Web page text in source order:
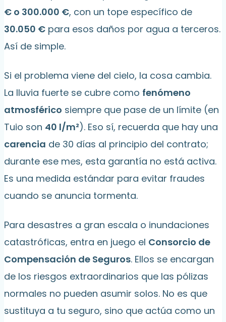
€ o 300.000 €, con un tope específico de
30.050 € para esos daños por agua a terceros.
Así de simple.
Si el problema viene del cielo, la cosa cambia.
La lluvia fuerte se cubre como fenómeno
atmosférico siempre que pase de un límite (en
Tuio son 40 l/m²). Eso sí, recuerda que hay una
carencia de 30 días al principio del contrato;
durante ese mes, esta garantía no está activa.
Es una medida estándar para evitar fraudes
cuando se anuncia tormenta.
Para desastres a gran escala o inundaciones
catastróficas, entra en juego el Consorcio de
Compensación de Seguros. Ellos se encargan
de los riesgos extraordinarios que las pólizas
normales no pueden asumir solos. No es que
sustituya a tu seguro, sino que actúa como un